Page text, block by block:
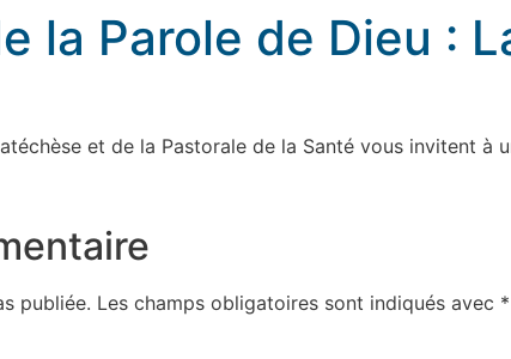
la Parole de Dieu :
et de la Pastorale de la Santé vous invitent à
publiée. Les champs obligatoires sont indiqués avec *